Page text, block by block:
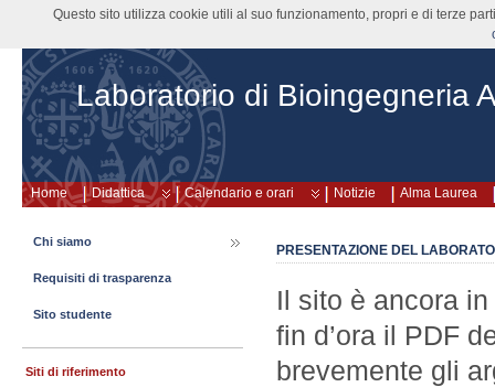
Laboratorio di Bioingegneria
Home Didattica Calendario e orari Notizie Alma Laurea
PRESENTAZIONE DEL
Il sito è ancora
fin d’ora il PDF
brevemente gli
Chi siamo
Requisiti di trasparenza
Sito studente
Siti di riferimento
Questo sito utilizza cookie utili al suo funzionamento, propri e di terze